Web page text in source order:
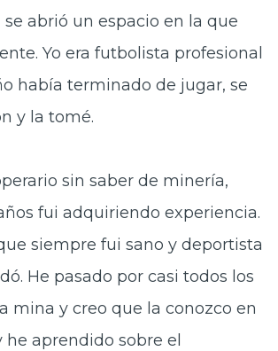
se abrió un espacio en la que
Yo era futbolista profesional
había terminado de jugar, se
y la tomé.
sin saber de minería,
fui adquiriendo experiencia.
siempre fui sano y deportista
He pasado por casi todos los
mina y creo que la conozco en
aprendido sobre el